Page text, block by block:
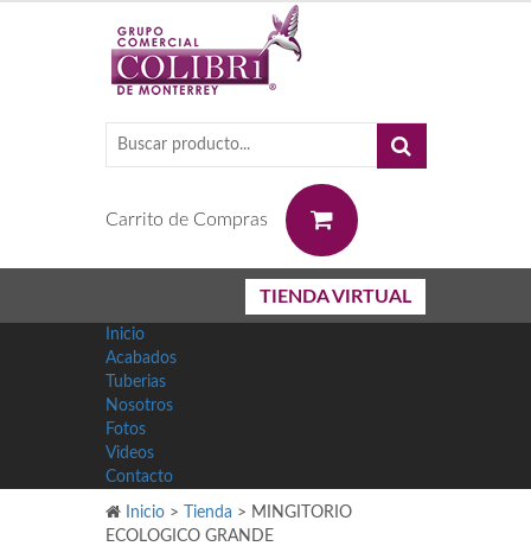
Carrito de Compras
TIENDA VIRTUAL
Inicio
Acabados
Tuberias
Nosotros
Fotos
Videos
Contacto
Inicio > Tienda > MINGITORIO
ECOLOGICO GRANDE